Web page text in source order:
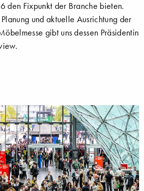
den Fixpunkt der Branche bieten.
und aktuelle Ausrichtung der
gibt uns dessen Präsidentin